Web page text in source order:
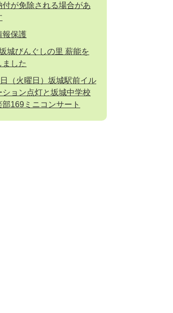
付が免除される場合があ
報保護
城びんぐしの里 薪能を
ました
（火曜日）坂城駅前イル
ション点灯と坂城中学校
部169ミニコンサート